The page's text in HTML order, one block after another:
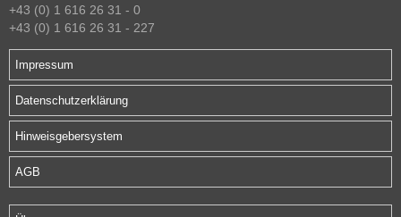
+43 (0) 1 616 26 31 - 0
+43 (0) 1 616 26 31 - 227
Impressum
Datenschutzerklärung
Hinweisgebersystem
AGB